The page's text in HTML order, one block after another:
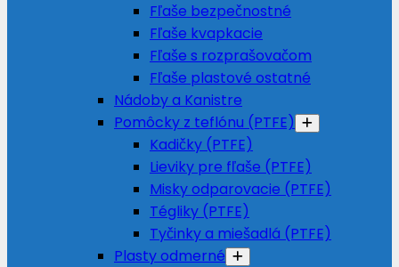
Fľaše bezpečnostné
Fľaše kvapkacie
Fľaše s rozprašovačom
Fľaše plastové ostatné
Nádoby a Kanistre
Pomôcky z teflónu (PTFE)
Kadičky (PTFE)
Lieviky pre fľaše (PTFE)
Misky odparovacie (PTFE)
Tégliky (PTFE)
Tyčinky a miešadlá (PTFE)
Plasty odmerné